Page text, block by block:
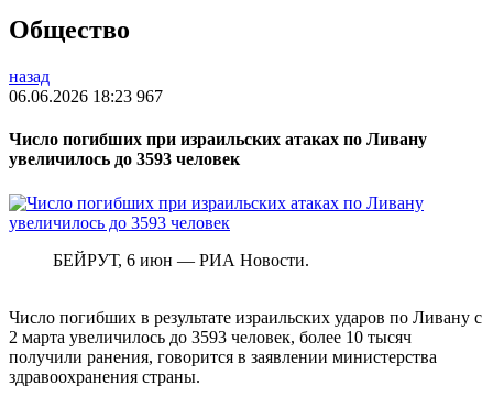
Общество
назад
06.06.2026 18:23 967
Число погибших при израильских атаках по Ливану
увеличилось до 3593 человек
БЕЙРУТ, 6 июн — РИА Новости.
Число погибших в результате израильских ударов по Ливану с
2 марта увеличилось до 3593 человек, более 10 тысяч
получили ранения, говорится в заявлении министерства
здравоохранения страны.